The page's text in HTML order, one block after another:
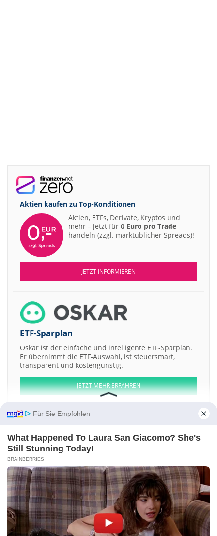
Aktien kaufen zu Top-Konditionen
Aktien, ETFs, Derivate, Kryptos und
mehr – jetzt für 0 Euro pro Trade
handeln (zzgl. marktüblicher Spreads)!
JETZT INFORMIEREN
ETF-Sparplan
Oskar ist der einfache und intelligente ETF-Sparplan.
Er übernimmt die ETF-Auswahl, ist steuersmart,
transparent und kostengünstig.
JETZT MEHR ERFAHREN
Aktien ATX DAX EuroStoxx 50 Dow Jones NASDAQ 100 Nikkei 225
Weitere Aktien:
Suzuki Motor Monsanto Colin Casino Guichard-Perrachon et Cie
Weru
Kontakt-Impressum-Werbung -Barrierefreiheit
Sitemap-Datenschutz-Disclaimer-AGB -Privatsphäre-Einstellungen
Für Sie Empfohlen
What Happened To Laura San Giacomo? She's
Still Stunning Today!
BRAINBERRIES